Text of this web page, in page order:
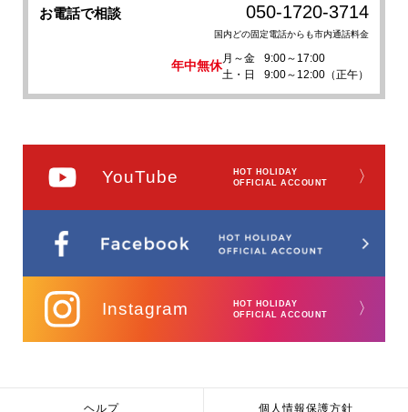
お電話で相談 050-1720-3714
国内どの固定電話からも市内通話料金
年中無休
月～金
9:00～17:00
土・日
9:00～12:00（正午）
YouTube
HOT HOLIDAY
OFFICIAL ACCOUNT
〉
Instagram
HOT HOLIDAY
OFFICIAL ACCOUNT
〉
ヘルプ 個人情報保護方針